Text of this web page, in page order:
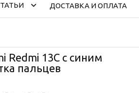
ДОСТАВКА И ОПЛАТА
Redmi 13С с синим
пальцев